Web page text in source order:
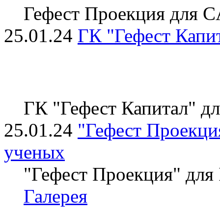
Гефест Проекция для
25.01.24 ГК "Гефест
ГК "Гефест Капитал"
25.01.24 "Гефест
ученых
"Гефест Проекция"
Галерея